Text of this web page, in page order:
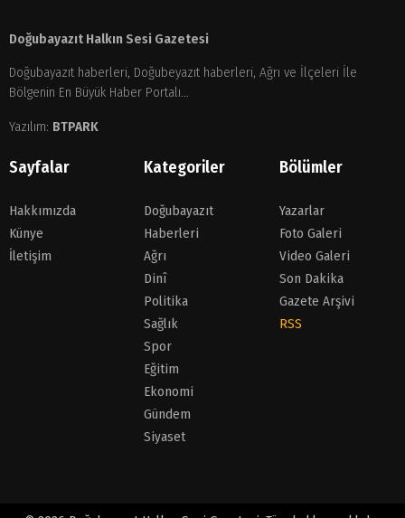
Doğubayazıt Halkın Sesi Gazetesi
Doğubayazıt haberleri, Doğubeyazıt haberleri, Ağrı ve İlçeleri İle
Bölgenin En Büyük Haber Portalı...
Yazılım: BTPARK
Sayfalar
Hakkımızda
Künye
İletişim
Kategoriler
Doğubayazıt
Haberleri
Ağrı
Dinî
Politika
Sağlık
Spor
Eğitim
Ekonomi
Gündem
Siyaset
Bölümler
Yazarlar
Foto Galeri
Video Galeri
Son Dakika
Gazete Arşivi
RSS